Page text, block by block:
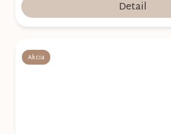
Detail
Akcia